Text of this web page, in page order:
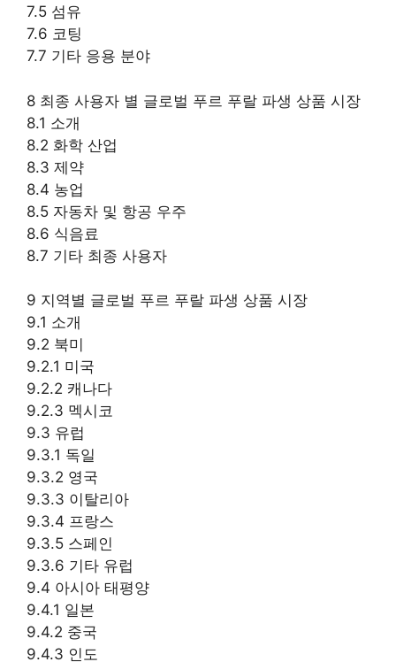
7.5 섬유
7.6 코팅
7.7 기타 응용 분야
8 최종 사용자 별 글로벌 푸르 푸랄 파생 상품 시장
8.1 소개
8.2 화학 산업
8.3 제약
8.4 농업
8.5 자동차 및 항공 우주
8.6 식음료
8.7 기타 최종 사용자
9 지역별 글로벌 푸르 푸랄 파생 상품 시장
9.1 소개
9.2 북미
9.2.1 미국
9.2.2 캐나다
9.2.3 멕시코
9.3 유럽
9.3.1 독일
9.3.2 영국
9.3.3 이탈리아
9.3.4 프랑스
9.3.5 스페인
9.3.6 기타 유럽
9.4 아시아 태평양
9.4.1 일본
9.4.2 중국
9.4.3 인도